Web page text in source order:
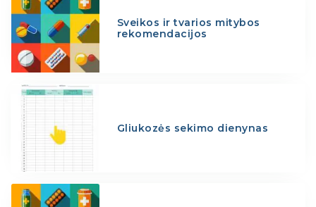
Sveikos ir tvarios mitybos
rekomendacijos
Gliukozės sekimo dienynas